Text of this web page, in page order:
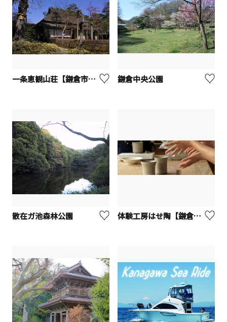
一条恵観山荘【鎌倉市】※観光事業者向けUV 鎌倉中央公園
散在ガ池森林公園 体験工房はせ陶【鎌倉市】